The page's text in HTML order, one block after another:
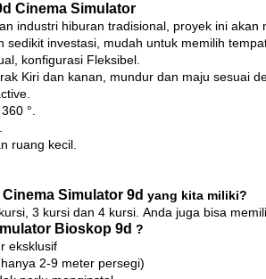
Cinema Simulator
industri hiburan tradisional, proyek ini akan
sedikit investasi, mudah untuk memilih
konfigurasi Fleksibel.
Kiri dan kanan, mundur dan maju sesuai
°.
ruang kecil.
Cinema Simulator 9d yang kita miliki?
3 kursi dan 4 kursi. Anda juga bisa
Bioskop 9d ?
eksklusif
2-9 meter persegi)